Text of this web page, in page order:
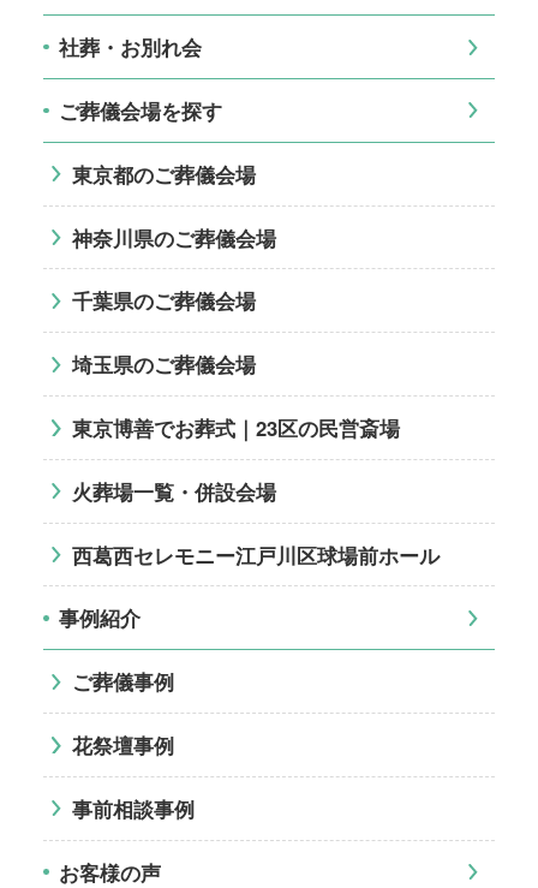
社葬・お別れ会
ご葬儀会場を探す
東京都のご葬儀会場
神奈川県のご葬儀会場
千葉県のご葬儀会場
埼玉県のご葬儀会場
東京博善でお葬式｜23区の民営斎場
火葬場一覧・併設会場
西葛西セレモニー江戸川区球場前ホール
事例紹介
ご葬儀事例
花祭壇事例
事前相談事例
お客様の声